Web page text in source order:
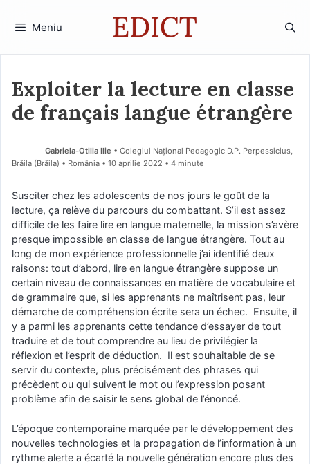
Meniu
Exploiter la lecture en classe
de français langue étrangère
Gabriela-Otilia Ilie • Colegiul Național Pedagogic D.P. Perpessicius,
Brăila (Brăila) • România
10 aprilie 2022 • 4 minute
Susciter chez les adolescents de nos jours le goût de la
lecture, ça relève du parcours du combattant. S’il est assez
difficile de les faire lire en langue maternelle, la mission s’avère
presque impossible en classe de langue étrangère. Tout au
long de mon expérience professionnelle j’ai identifié deux
raisons: tout d’abord, lire en langue étrangère suppose un
certain niveau de connaissances en matière de vocabulaire et
de grammaire que, si les apprenants ne maîtrisent pas, leur
démarche de compréhension écrite sera un échec. Ensuite, il
y a parmi les apprenants cette tendance d’essayer de tout
traduire et de tout comprendre au lieu de privilégier la
réflexion et l’esprit de déduction. Il est souhaitable de se
servir du contexte, plus précisément des phrases qui
précèdent ou qui suivent le mot ou l’expression posant
problème afin de saisir le sens global de l’énoncé.
L’époque contemporaine marquée par le développement des
nouvelles technologies et la propagation de l’information à un
rythme alerte a écarté la nouvelle génération encore plus des